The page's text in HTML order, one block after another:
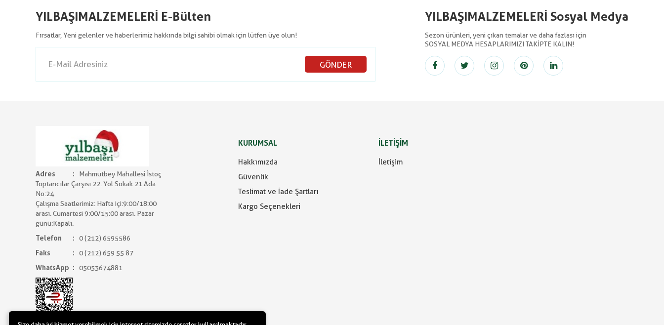
YILBAŞIMALZEMELERİ E-Bülten
Fırsatlar, Yeni gelenler ve haberlerimiz hakkında bilgi sahibi olmak için lütfen üye olun!
GÖNDER
YILBAŞIMALZEMELERİ Sosyal Medya
Sezon ürünleri, yeni çıkan temalar ve daha fazlası için
SOSYAL MEDYA HESAPLARIMIZI TAKİPTE KALIN!
Adres
Mahmutbey Mahallesi İstoç
Toptancılar Çarşısı 22. Yol Sokak 21.Ada
No:24
Çalışma Saatlerimiz: Hafta içi:9:00/18:00
arası. Cumartesi 9:00/15:00 arası. Pazar
günü:Kapalı.
Telefon
0 (212) 6595586
Faks
0 (212) 659 55 87
WhatsApp
05053674881
KURUMSAL
Hakkımızda
Güvenlik
Teslimat ve İade Şartları
Kargo Seçenekleri
İLETİŞİM
İletişim